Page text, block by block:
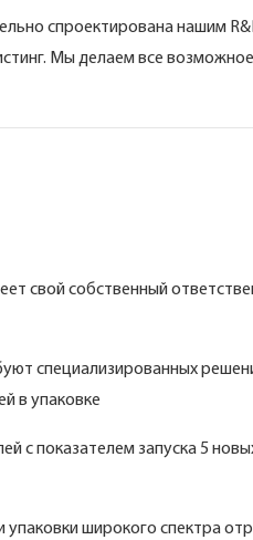
спроектирована нашим
Мы делаем все
свой собственный
специализированных
в упаковке
с показателем запуска 5
широкого спектра